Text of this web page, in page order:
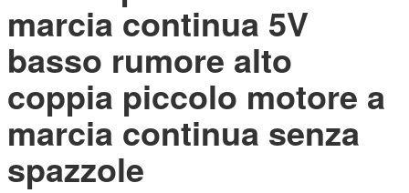
marcia continua 5V
basso rumore alto
coppia piccolo motore a
marcia continua senza
spazzole